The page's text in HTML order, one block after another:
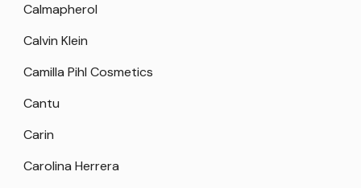
Calmapherol
Calvin Klein
Camilla Pihl Cosmetics
Cantu
Carin
Carolina Herrera